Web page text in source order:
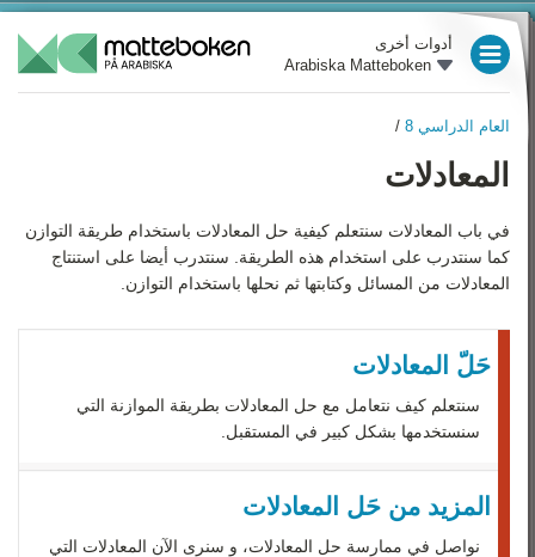
أدوات أخرى
Arabiska Matteboken
العام الدراسي 8 /
المعادلات
في باب المعادلات سنتعلم كيفية حل المعادلات باستخدام طريقة التوازن
كما سنتدرب على استخدام هذه الطريقة. سنتدرب أيضا على استنتاج
المعادلات من المسائل وكتابتها ثم نحلها باستخدام التوازن.
حَلّ‏ المعادلات
سنتعلم كيف نتعامل مع حل المعادلات بطريقة الموازنة التي
سنستخدمها بشكل كبير في المستقبل.
المزيد من حَل المعادلات
نواصل في ممارسة حل المعادلات، و سنرى الآن المعادلات التي
العام الدراسي 4
العام الدراسي 5
العام الدراسي 6
العام الدراسي 7
العام الدراسي 8
العام الدراسي 8
نظرة عامة
الأعداد و العمليات الحسابية
المتغيرات و التعبيرات
المعادلات
النسبة المئوية
الهندسة والوحدات
العام الدراسي 9
رياضيات 1
رياضيات 3